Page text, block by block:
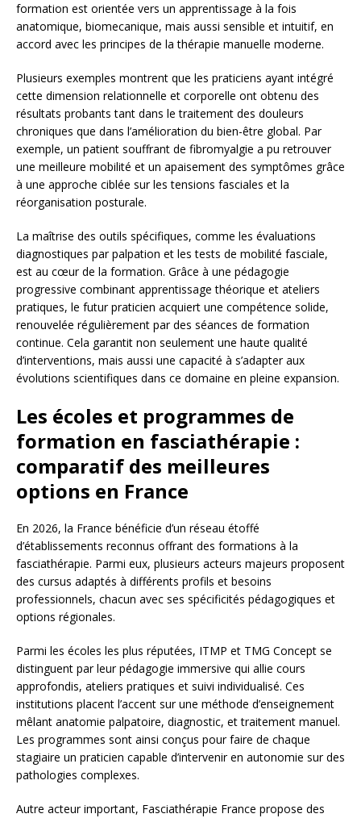
formation est orientée vers un apprentissage à la fois
anatomique, biomecanique, mais aussi sensible et intuitif, en
accord avec les principes de la thérapie manuelle moderne.
Plusieurs exemples montrent que les praticiens ayant intégré
cette dimension relationnelle et corporelle ont obtenu des
résultats probants tant dans le traitement des douleurs
chroniques que dans l’amélioration du bien-être global. Par
exemple, un patient souffrant de fibromyalgie a pu retrouver
une meilleure mobilité et un apaisement des symptômes grâce
à une approche ciblée sur les tensions fasciales et la
réorganisation posturale.
La maîtrise des outils spécifiques, comme les évaluations
diagnostiques par palpation et les tests de mobilité fasciale,
est au cœur de la formation. Grâce à une pédagogie
progressive combinant apprentissage théorique et ateliers
pratiques, le futur praticien acquiert une compétence solide,
renouvelée régulièrement par des séances de formation
continue. Cela garantit non seulement une haute qualité
d’interventions, mais aussi une capacité à s’adapter aux
évolutions scientifiques dans ce domaine en pleine expansion.
Les écoles et programmes de
formation en fasciathérapie :
comparatif des meilleures
options en France
En 2026, la France bénéficie d’un réseau étoffé
d’établissements reconnus offrant des formations à la
fasciathérapie. Parmi eux, plusieurs acteurs majeurs proposent
des cursus adaptés à différents profils et besoins
professionnels, chacun avec ses spécificités pédagogiques et
options régionales.
Parmi les écoles les plus réputées, ITMP et TMG Concept se
distinguent par leur pédagogie immersive qui allie cours
approfondis, ateliers pratiques et suivi individualisé. Ces
institutions placent l’accent sur une méthode d’enseignement
mêlant anatomie palpatoire, diagnostic, et traitement manuel.
Les programmes sont ainsi conçus pour faire de chaque
stagiaire un praticien capable d’intervenir en autonomie sur des
pathologies complexes.
Autre acteur important, Fasciathérapie France propose des